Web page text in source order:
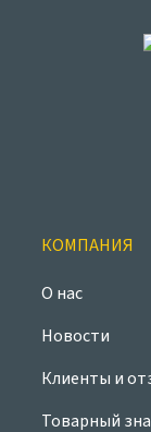
КОМПАНИЯ
О нас
Новости
Клиенты и
Товарный